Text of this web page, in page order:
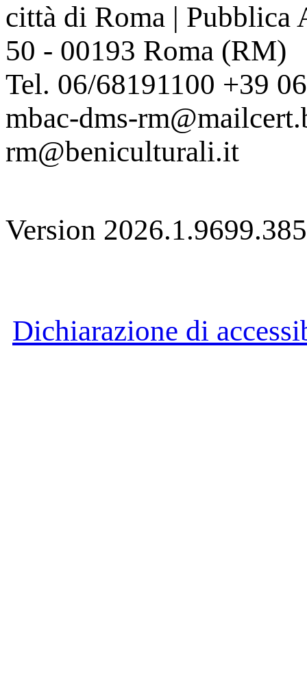
città di Roma | Pubblica
50 - 00193 Roma (RM)
Tel. 06/68191100 +39
mbac-dms-
rm@beniculturali.it
Version
Dichiarazione di